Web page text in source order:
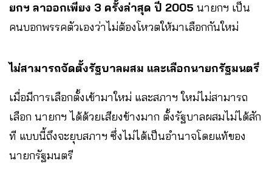
ยกฯ ลาออกเพียง 3 ครั้งล่าสุด ปี 2005 นายกฯ เป็น
คนบอกพรรคตัวเองว่าไม่ต้องโหวตให้มาเลือกกันใหม่
ไม่สามารถจัดตั้งรัฐบาลผสม และเลือกนายกรัฐมนตรี
เมื่อมีการเลือกตั้งเข้ามาใหม่ และสภาฯ ใหม่ไม่สามารถ
เลือก นายกฯ ได้ด้วยเสียงข้างมาก ตั้งรัฐบาลผสมไม่ได้สัก
ที แบบนี้ถึงจะยุบสภาฯ ซึ่งไม่ได้เป็นอำนาจโดยแท้ของ
นายกรัฐมนตรี